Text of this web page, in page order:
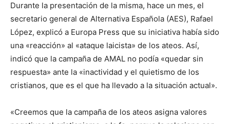
Durante la presentación de la misma, hace un mes, el
secretario general de Alternativa Española (AES), Rafael
López, explicó a Europa Press que su iniciativa había sido
una «reacción» al «ataque laicista» de los ateos. Así,
indicó que la campaña de AMAL no podía «quedar sin
respuesta» ante la «inactividad y el quietismo de los
cristianos, que es el que ha llevado a la situación actual».
«Creemos que la campaña de los ateos asigna valores